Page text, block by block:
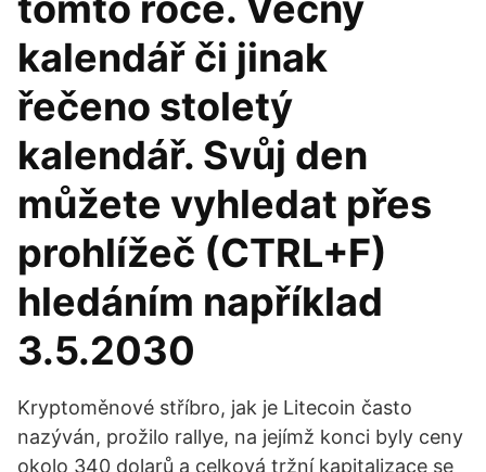
kalendář či jinak
řečeno stoletý
kalendář. Svůj den
můžete vyhledat přes
prohlížeč (CTRL+F)
hledáním například
3.5.2030
Kryptoměnové stříbro, jak je Litecoin často
nazýván, prožilo rallye, na jejímž konci byly ceny
okolo 340 dolarů a celková tržní kapitalizace se